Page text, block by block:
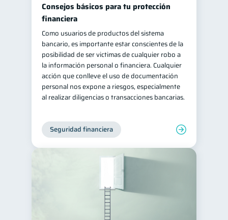
Consejos básicos para tu protección
financiera
Como usuarios de productos del sistema
bancario, es importante estar conscientes de la
posibilidad de ser victimas de cualquier robo a
la información personal o financiera. Cualquier
acción que conlleve el uso de documentación
personal nos expone a riesgos, especialmente
al realizar diligencias o transacciones bancarias.
Seguridad financiera